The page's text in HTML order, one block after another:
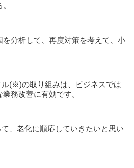
を分析して、再度対策を考えて、小
ル(※)の取り組みは、ビジネスでは
務改善に有効です。
、老化に順応していきたいと思い